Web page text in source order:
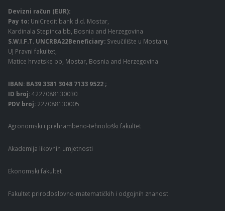
Devizni račun (EUR):
Pay to: UniCredit bank d.d. Mostar,
Kardinala Stepinca bb, Bosnia and Herzegovina
S.W.I.F.T. UNCRBA22Beneficiary: Sveučilište u Mostaru,
UJ Pravni fakultet,
Matice hrvatske bb, Mostar, Bosnia and Herzegovina
IBAN: BA39 3381 3048 7133 9522 ;
ID broj:4227088130030
PDV broj: 227088130005
Agronomski i prehrambeno-tehnološki fakultet
Akademija likovnih umjetnosti
Ekonomski fakultet
Fakultet prirodoslovno-matematičkih i odgojnih znanosti